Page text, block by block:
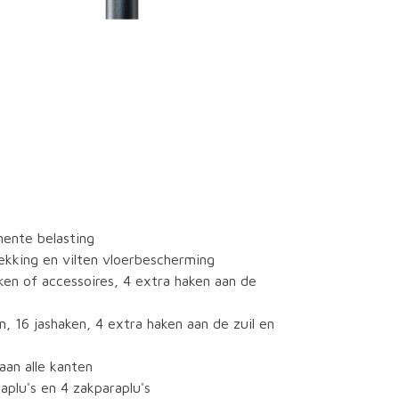
belasting
en vilten vloerbescherming
of accessoires, 4 extra haken aan de
16 jashaken, 4 extra haken aan de zuil en
alle kanten
en 4 zakparaplu's